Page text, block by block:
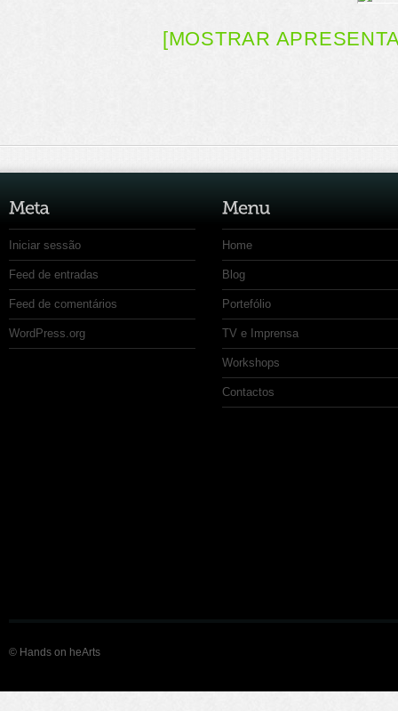
[MOSTRAR
Iniciar sessão
Feed de entradas
Feed de comentários
WordPress.org
Home
Blog
Portefólio
TV e Imprensa
Workshops
Contactos
© Hands on heArts